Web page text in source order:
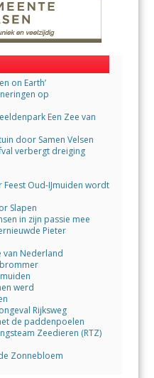
on Earth’
op
Een Zee van
door Samen Velsen
verbergt dreiging
Oud-IJmuiden wordt
Slapen
in zijn passie mee
Pieter
van Nederland
werd
Rijksweg
de paddenpoelen
Zeedieren (RTZ)
Zonnebloem